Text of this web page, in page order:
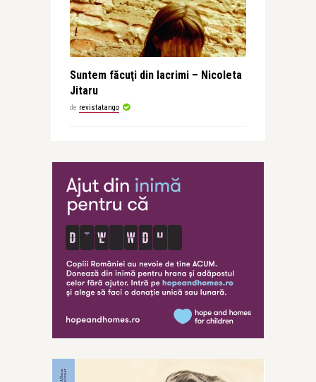
Suntem făcuţi din lacrimi – Nicoleta
Jitaru
de revistatango